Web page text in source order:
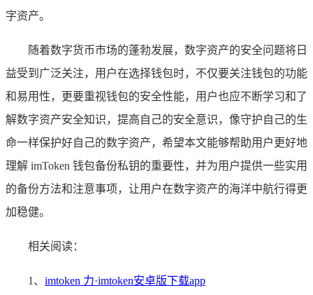
字资产。
随着数字货币市场的蓬勃发展，数字资产的安全问题将日
益受到广泛关注，用户在选择钱包时，不仅要关注钱包的功能
和易用性，更要重视钱包的安全性能，用户也应不断学习和了
解数字资产安全知识，提高自己的安全意识，像守护自己的生
命一样保护好自己的数字资产，希望本文能够帮助用户更好地
理解 imToken 钱包备份私钥的重要性，并为用户提供一些实用
的备份方法和注意事项，让用户在数字资产的海洋中航行得更
加稳健。
相关阅读：
1、 imtoken 力·imtoken安卓版下载app